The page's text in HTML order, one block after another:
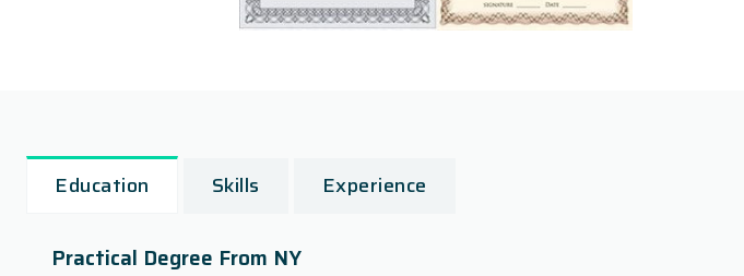
Education Skills Experience
Practical Degree From NY